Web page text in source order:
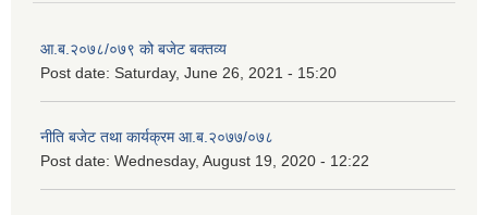
आ.ब.२०७८/०७९ को बजेट बक्तव्य
Post date: Saturday, June 26, 2021 - 15:20
नीति बजेट तथा कार्यक्रम आ.ब.२०७७/०७८
Post date: Wednesday, August 19, 2020 - 12:22